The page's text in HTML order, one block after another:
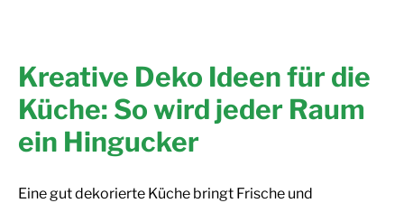
Kreative Deko Ideen für die
Küche: So wird jeder Raum
ein Hingucker
Eine gut dekorierte Küche bringt Frische und